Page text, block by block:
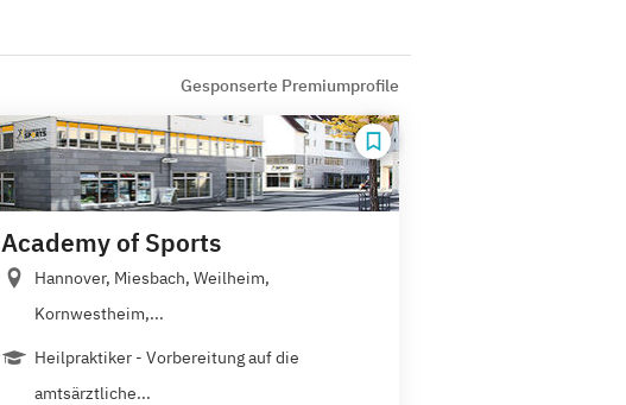
Gesponserte Premiumprofile
Academy of Sports
Hannover, Miesbach, Weilheim,
Kornwestheim,...
Heilpraktiker - Vorbereitung auf die
amtsärztliche...